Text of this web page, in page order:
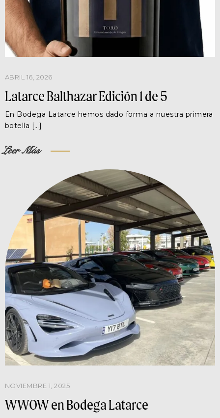
ABRIL 16, 2026
Latarce Balthazar Edición 1 de 5
En Bodega Latarce hemos dado forma a nuestra primera
botella […]
Leer Más
NOVIEMBRE 1, 2025
WWOW en Bodega Latarce